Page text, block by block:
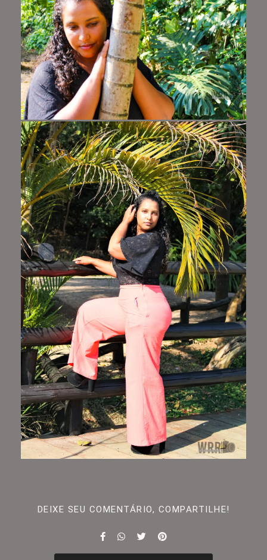
DEIXE SEU COMENTÁRIO, COMPARTILHE!